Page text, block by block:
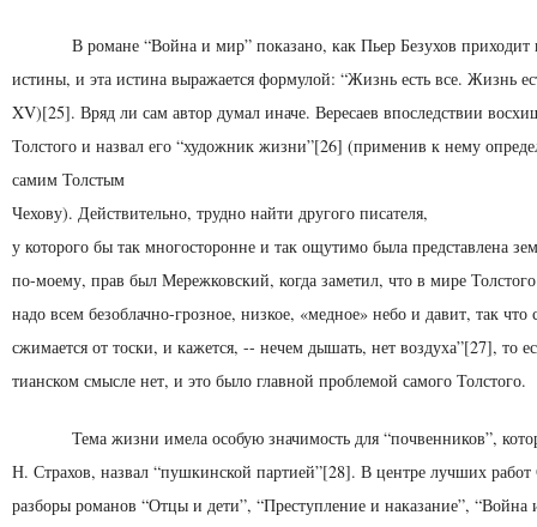
В романе “Война и мир” показано, как Пьер Безухов
истины, и эта истина выражается фор­мулой: “Жизнь есть все. Жизнь
XV)[25]. Вряд ли сам автор думал иначе. Вересаев впоследствии
Толстого и назвал его “художник жизни”[26] (применив к нему
самим Толстым
Чехову). Действительно, трудно найти другого писателя,
у которого бы так многосторонне и так ощутимо была представлена
по-моему, прав был Ме­режковский, когда заметил, что в мире
надо всем безоблачно-грозное, низкое, «медное» небо и давит, так что
сжимается от тоски, и ка­жется, -- нечем дышать, нет воздуха”[27], то
тианском смысле нет, и это было главной проблемой самого Толстого.
Тема жизни имела особую значимость для “почвенни­ков”,
Н. Страхов, назвал “пушкинс­кой партией”[28]. В центре лучших работ
разборы романов “Отцы и дети”, “Преступление и наказа­ние”,